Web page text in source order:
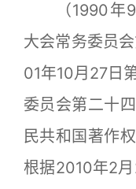
（1990年9
大会常务委员
01年10月27日
委员会第二十
民共和国著作
根据2010年2